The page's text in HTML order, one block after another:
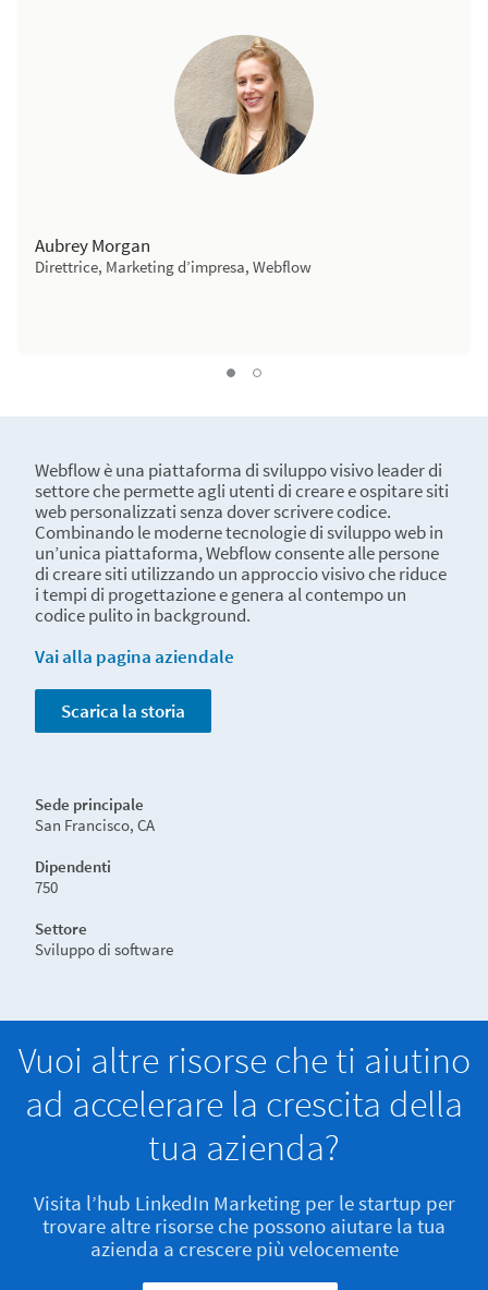
Aubrey Morgan
Direttrice, Marketing d’impresa, Webflow
quote-04
Webflow è una piattaforma di sviluppo visivo leader di
settore che permette agli utenti di creare e ospitare siti
web personalizzati senza dover scrivere codice.
Combinando le moderne tecnologie di sviluppo web in
un’unica piattaforma, Webflow consente alle persone
di creare siti utilizzando un approccio visivo che riduce
i tempi di progettazione e genera al contempo un
codice pulito in background.
Vai alla pagina aziendale
Scarica la storia
Sede principale
San Francisco, CA
Dipendenti
750
Settore
Sviluppo di software
Vuoi altre risorse che ti aiutino
ad accelerare la crescita della
tua azienda?
Visita l’hub LinkedIn Marketing per le startup per
trovare altre risorse che possono aiutare la tua
azienda a crescere più velocemente